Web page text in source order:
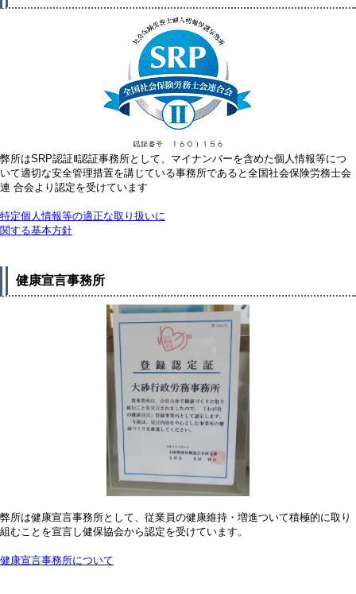
弊所はSRP認証Ⅱ認証事務所として、マイナンバーを含めた個人情報等につ
いて適切な安全管理措置を講じている事務所であると全国社会保険労務士会
連 合会より認定を受けています
特定個人情報等の適正な取り扱いに
関する基本方針
健康宣言事務所
弊所は健康宣言事務所として、従業員の健康維持・増進ついて積極的に取り
組むことを宣言し健保協会から認定を受けています。
健康宣言事務所について